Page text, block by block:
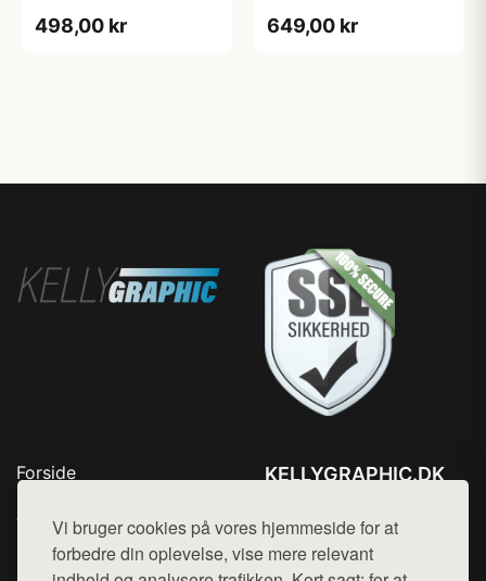
Vi bruger cookies på vores hjemmeside for at
forbedre din oplevelse, vise mere relevant
498,00 kr 649,00 kr
Forside
Top Rabatter
Blog
Kontakt
KELLYGRAPHIC.DK
Mail: hej@want.dk